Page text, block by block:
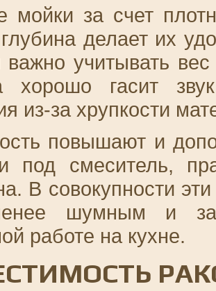
мойки за счет
делает их
учитывать
хорошо гасит
из-за хрупкости
повышают и
под смеситель,
В совокупности
шумным и
работе на кухне.